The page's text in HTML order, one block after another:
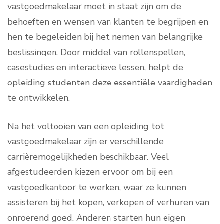
vastgoedmakelaar moet in staat zijn om de
behoeften en wensen van klanten te begrijpen en
hen te begeleiden bij het nemen van belangrijke
beslissingen. Door middel van rollenspellen,
casestudies en interactieve lessen, helpt de
opleiding studenten deze essentiële vaardigheden
te ontwikkelen.
Na het voltooien van een opleiding tot
vastgoedmakelaar zijn er verschillende
carrièremogelijkheden beschikbaar. Veel
afgestudeerden kiezen ervoor om bij een
vastgoedkantoor te werken, waar ze kunnen
assisteren bij het kopen, verkopen of verhuren van
onroerend goed. Anderen starten hun eigen